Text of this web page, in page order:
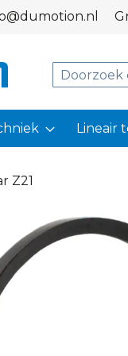
Search
Lineair
Z21